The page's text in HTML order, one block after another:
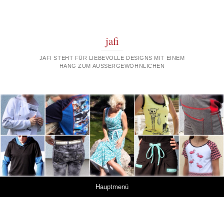
jafi
JAFI STEHT FÜR LIEBEVOLLE DESIGNS MIT EINEM
HANG ZUM AUSSERGEWÖHNLICHEN
Hauptmenü